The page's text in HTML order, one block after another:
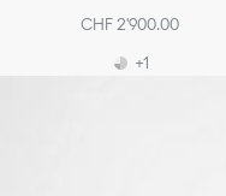
CHF 2'900.00
+1